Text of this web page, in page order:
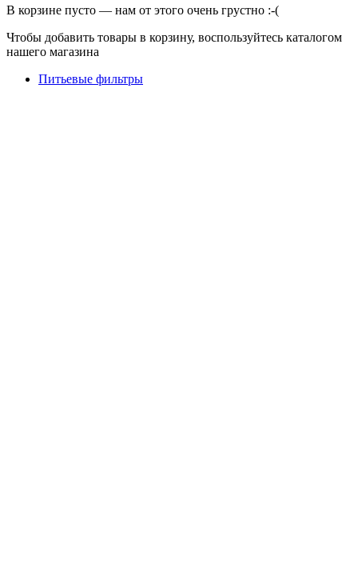
В корзине пусто — нам от этого очень грустно :-(
Чтобы добавить товары в корзину, воспользуйтесь каталогом
нашего магазина
Питьевые фильтры